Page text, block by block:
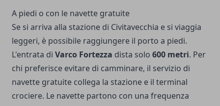
A piedi o con le navette gratuite
Se si arriva alla stazione di Civitavecchia e si viaggia
leggeri, è possibile raggiungere il porto a piedi.
L'entrata di Varco Fortezza dista solo 600 metri. Per
chi preferisce evitare di camminare, il servizio di
navette gratuite collega la stazione e il terminal
crociere. Le navette partono con una frequenza